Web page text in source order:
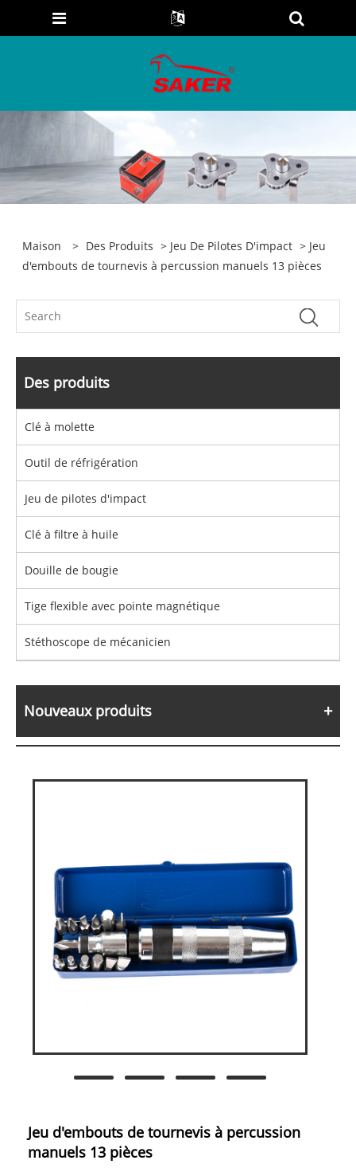
Maison > Des Produits > Jeu De Pilotes D'impact > Jeu
d'embouts de tournevis à percussion manuels 13 pièces
Des produits
Clé à molette
Outil de réfrigération
Jeu de pilotes d'impact
Clé à filtre à huile
Douille de bougie
Tige flexible avec pointe magnétique
Stéthoscope de mécanicien
Nouveaux produits
Jeu d'embouts de tournevis à percussion
manuels 13 pièces